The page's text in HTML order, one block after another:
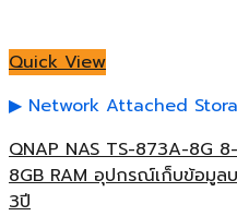
Quick View
Network Attached
QNAP NAS TS-873A-8G
8GB RAM อุปกรณ์เก็บข้อมูล
3ปี